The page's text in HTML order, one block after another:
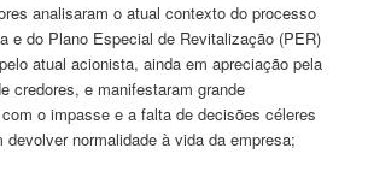
analisaram o atual contexto do processo
e do Plano Especial de Revitalização (PER)
atual acionista, ainda em apreciação pela
credores, e manifestaram grande
o impasse e a falta de decisões céleres
devolver normalidade à vida da empresa;